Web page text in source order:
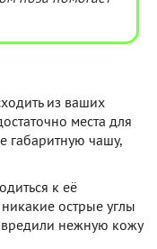
из ваших
места для
габаритную чашу,
к её
острые углы
нежную кожу